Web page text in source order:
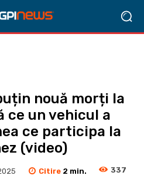
nouă morți la
ce un vehicul a
ce participa la
(video)
Citire 2 min. 337